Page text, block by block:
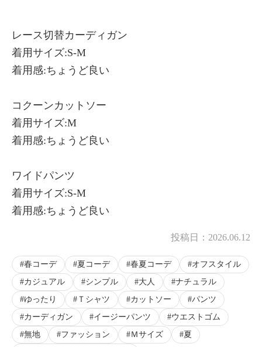
レース切替カーディガン
着用サイズ:S-M
着用感:ちょうど良い
コクーンカットソー
着用サイズ:M
着用感:ちょうど良い
ワイドパンツ
着用サイズ:S-M
着用感:ちょうど良い
投稿日： 2026.06.12
春コーデ 夏コーデ 春夏コーデ
オフスタイル
カジュアル
シンプル 大人
ナチュラル
ゆったり
Ｔシャツ カットソー
パンツ
カーディガン
イージーパンツ
ウエストゴム
無地
ファッション Ｍサイズ
夏